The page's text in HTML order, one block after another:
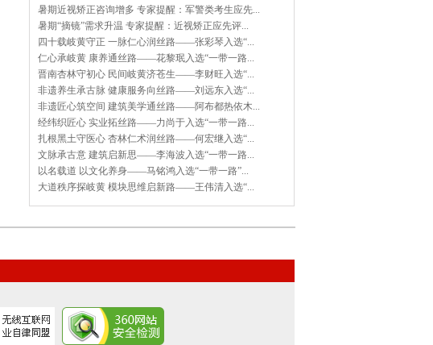
暑期近视矫正咨询增多 专家提醒：军警类考生应先...
暑期“摘镜”需求升温 专家提醒：近视矫正应先评...
四十载岐黄守正 一脉仁心润丝路——张彩琴入选“...
仁心承岐黄 康养通丝路——花黎珉入选“一带一路...
晋南杏林守初心 民间岐黄济苍生——李财旺入选“...
非遗养生承古脉 健康服务向丝路——刘远东入选“...
非遗匠心筑空间 建筑美学通丝路——阿布都热依木...
经纬织匠心 实业拓丝路——力尚于入选“一带一路...
扎根黑土守医心 杏林仁术润丝路——何宏继入选“...
文脉承古意 建筑启新思——李海波入选“一带一路...
以名载道 以文化养身——马铭鸿入选“一带一路”...
大道秩序探岐黄 模块思维启新路——王伟清入选“...